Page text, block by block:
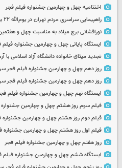
اختتامیه چهل و چهارمین جشنواره فیلم فجر
راهپیمایی سراسری مردم تهران در یوم‌الله ۲۲ بهمن
نورافشانی برج میلاد به مناسبت چهل‌ و
ایستگاه پایانی چهل و چهارمین جشنواره فیلم
تجدید میثاق خانواده دانشگاه آزاد اسلامی با
روز دهم چهل و چهارمین جشنواره فیلم فجر
روز دهم چهل و چهارمین جشنواره فیلم فجر
ایستگاه نهم چهل و چهارمین جشنواره فیلم
فیلم سوم روز هشتم چهل و چهارمین
فیلم دوم روز هشتم چهل و چهارمین جشنواره
فیلم اول روز هشتم چهل و چهارمین جشنواره
روز هفتم چهل و چهارمین جشنواره فیلم فجر
ایستگاه ششم چهل و چهارمین جشنواره فیلم